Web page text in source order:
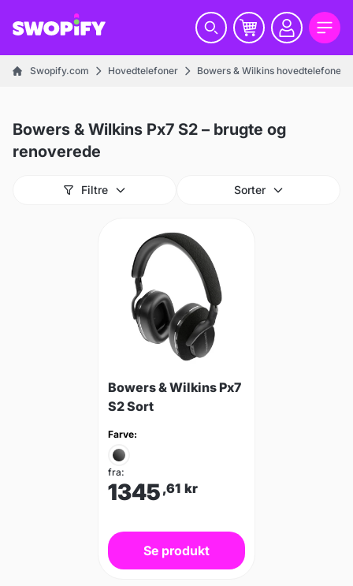
Swopify.com Hovedtelefoner Bowers & Wilkins hovedtelefoner
Bowers & Wilkins Px7 S2 – brugte og
renoverede
Filtre Sorter
Bowers & Wilkins Px7
S2 Sort
Farve:
fra:
1345 ,61 kr
Se produkt